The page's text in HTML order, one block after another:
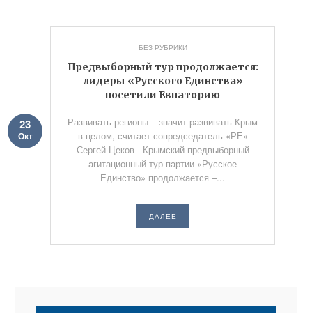
БЕЗ РУБРИКИ
Предвыборный тур продолжается:
лидеры «Русского Единства»
посетили Евпаторию
23
Окт
Развивать регионы – значит развивать Крым
в целом, считает сопредседатель «РЕ»
Сергей Цеков Крымский предвыборный
агитационный тур партии «Русское
Единство» продолжается –...
- ДАЛЕЕ -